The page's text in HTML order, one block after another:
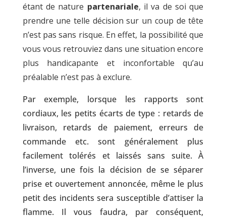
étant de nature partenariale, il va de soi que
prendre une telle décision sur un coup de tête
n’est pas sans risque. En effet, la possibilité que
vous vous retrouviez dans une situation encore
plus handicapante et inconfortable qu’au
préalable n’est pas à exclure.
Par exemple, lorsque les rapports sont
cordiaux, les petits écarts de type : retards de
livraison, retards de paiement, erreurs de
commande etc. sont généralement plus
facilement tolérés et laissés sans suite. À
l’inverse, une fois la décision de se séparer
prise et ouvertement annoncée, même le plus
petit des incidents sera susceptible d’attiser la
flamme. Il vous faudra, par conséquent,